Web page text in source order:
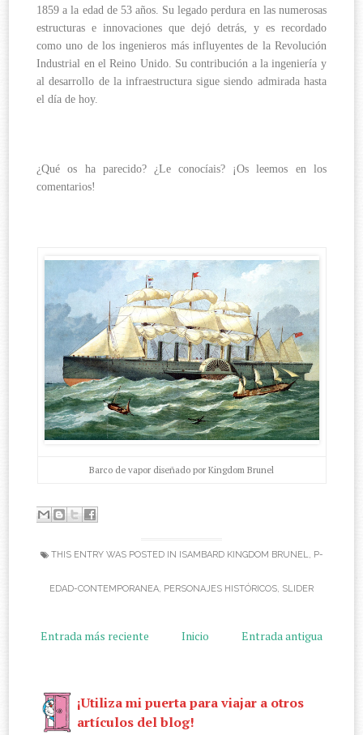
1859 a la edad de 53 años. Su legado perdura en las numerosas
estructuras e innovaciones que dejó detrás, y es recordado
como uno de los ingenieros más influyentes de la Revolución
Industrial en el Reino Unido. Su contribución a la ingeniería y
al desarrollo de la infraestructura sigue siendo admirada hasta
el día de hoy.
¿Qué os ha parecido? ¿Le conocíais? ¡Os leemos en los
comentarios!
Barco de vapor diseñado por Kingdom Brunel
THIS ENTRY WAS POSTED IN ISAMBARD KINGDOM BRUNEL, P-
EDAD-CONTEMPORANEA, PERSONAJES HISTÓRICOS, SLIDER
Entrada más reciente Entrada antigua
Inicio
¡Utiliza mi puerta para viajar a otros
artículos del blog!